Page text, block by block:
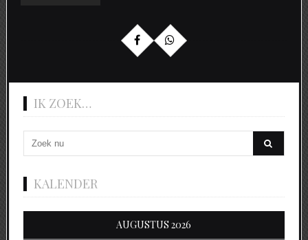
IK ZOEK…
KALENDER
AUGUSTUS 2026